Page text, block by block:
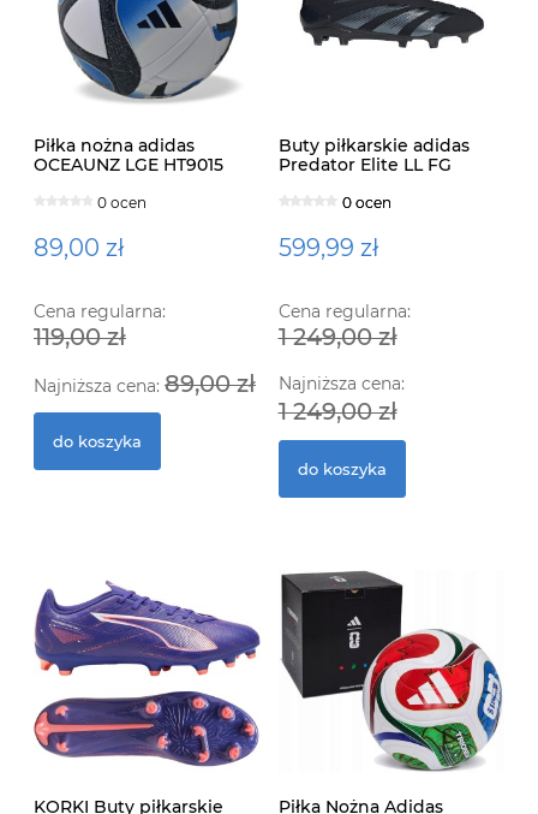
Piłka nożna adidas
OCEAUNZ LGE HT9015
0 ocen
89,00 zł
Cena regularna:
119,00 zł
Najniższa cena: 89,00 zł
do koszyka
Buty piłkarskie adidas
Predator Elite LL FG
0 ocen
0 ocen
599,99 zł
Cena regularna:
1 249,00 zł
Najniższa cena:
1 249,00 zł
do koszyka
KORKI Buty piłkarskie
Piłka Nożna Adidas